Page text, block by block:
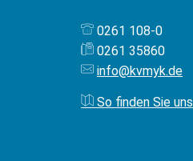
0261 108-0
0261 35860
info@kvmyk.de
So finden Sie uns